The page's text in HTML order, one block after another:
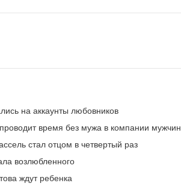
на аккаунты любовников
время без мужа в компании мужчин
стал отцом в четвертый раз
возлюбленного
ждут ребенка